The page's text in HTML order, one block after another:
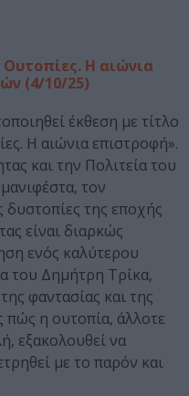
Ουτοπίες. Η αιώνια
(4/10/25)
έκθεση με τίτλο
Η αιώνια επιστροφή».
και την Πολιτεία του
τον
δυστοπίες της εποχής
είναι διαρκώς
ενός καλύτερου
του Δημήτρη Τρίκα,
φαντασίας και της
πώς η ουτοπία, άλλοτε
εξακολουθεί να
με το παρόν και